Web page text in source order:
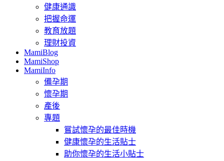
健康通識
把握命運
教育放題
理財投資
MamiBlog
MamiShop
MamiInfo
備孕期
懷孕期
產後
專題
嘗試懷孕的最佳時機
健康懷孕的生活貼士
助你懷孕的生活小貼士